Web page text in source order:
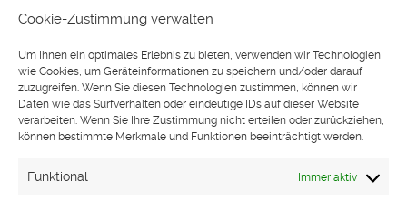
Cookie-Zustimmung verwalten
Um Ihnen ein optimales Erlebnis zu bieten, verwenden wir Technologien
wie Cookies, um Geräteinformationen zu speichern und/oder darauf
zuzugreifen. Wenn Sie diesen Technologien zustimmen, können wir
Daten wie das Surfverhalten oder eindeutige IDs auf dieser Website
verarbeiten. Wenn Sie Ihre Zustimmung nicht erteilen oder zurückziehen,
können bestimmte Merkmale und Funktionen beeinträchtigt werden.
Funktional Immer aktiv
Köln
MEGAN MORONEY & SPECIAL GUEST WESTON
LONEY AUSVERKAUFT